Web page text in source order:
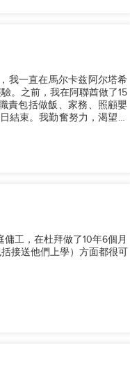
我一直在馬尔卡兹阿尔塔希
。之前，我在阿聯酋做了15
責包括做飯、家務、照顧嬰
結束。我勤奮努力，渴望學
工，在杜拜做了10年6個月
接送他們上學）方面都很可